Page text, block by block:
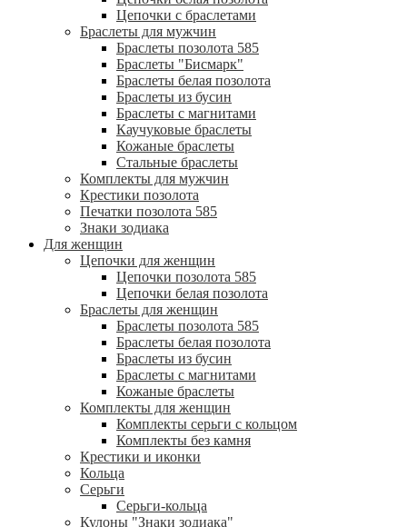
Цепочки с браслетами
Браслеты для мужчин
Браслеты позолота 585
Браслеты "Бисмарк"
Браслеты белая позолота
Браслеты из бусин
Браслеты с магнитами
Каучуковые браслеты
Кожаные браслеты
Стальные браслеты
Комплекты для мужчин
Крестики позолота
Печатки позолота 585
Знаки зодиака
Для женщин
Цепочки для женщин
Цепочки позолота 585
Цепочки белая позолота
Браслеты для женщин
Браслеты позолота 585
Браслеты белая позолота
Браслеты из бусин
Браслеты с магнитами
Кожаные браслеты
Комплекты для женщин
Комплекты серьги с кольцом
Комплекты без камня
Крестики и иконки
Кольца
Серьги
Серьги-кольца
Кулоны "Знаки зодиака"